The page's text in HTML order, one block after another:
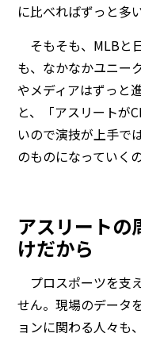
に比べればずっと多
そもそも、MLBと
も、なかなかユニー
やメディアはずっと
と、「アスリートが
いので演技が上手で
のものになっていく
アスリートの
けだから
プロスポーツを支
せん。現場のデータ
ョンに関わる人々も